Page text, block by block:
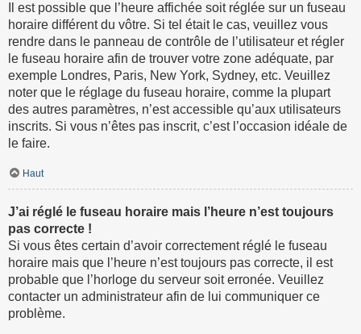
Il est possible que l’heure affichée soit réglée sur un fuseau
horaire différent du vôtre. Si tel était le cas, veuillez vous
rendre dans le panneau de contrôle de l’utilisateur et régler
le fuseau horaire afin de trouver votre zone adéquate, par
exemple Londres, Paris, New York, Sydney, etc. Veuillez
noter que le réglage du fuseau horaire, comme la plupart
des autres paramètres, n’est accessible qu’aux utilisateurs
inscrits. Si vous n’êtes pas inscrit, c’est l’occasion idéale de
le faire.
Haut
J’ai réglé le fuseau horaire mais l’heure n’est toujours
pas correcte !
Si vous êtes certain d’avoir correctement réglé le fuseau
horaire mais que l’heure n’est toujours pas correcte, il est
probable que l’horloge du serveur soit erronée. Veuillez
contacter un administrateur afin de lui communiquer ce
problème.